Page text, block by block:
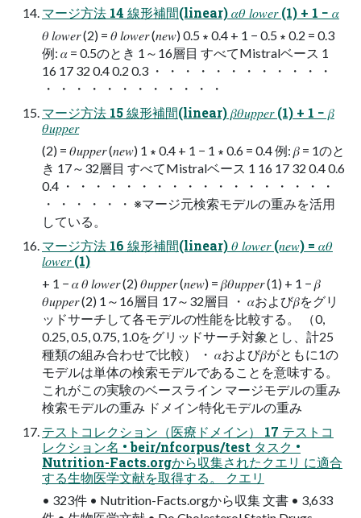
マージ方法 14 線形補間(linear) 𝛼𝜃 𝑙𝑜𝑤𝑒𝑟 (1) + 1 − 𝛼
𝜃 𝑙𝑜𝑤𝑒𝑟 (2) = 𝜃 𝑙𝑜𝑤𝑒𝑟 (𝑛𝑒𝑤) 0.5 ∗ 0.4 + 1 − 0.5 ∗ 0.2 = 0.3
例: 𝛼 = 0.5のとき 1～16層目 すべてMistralベース 1
16 17 32 0.4 0.2 0.3 ・ ・ ・ ・ ・ ・ ・ ・ ・ ・ ・ ・
・ ・ ・ ・ ・ ・ ・ ・ ・ ・ ・ ・
マージ方法 15 線形補間(linear) 𝛽𝜃𝑢𝑝𝑝𝑒𝑟 (1) + 1 − 𝛽
𝜃𝑢𝑝𝑝𝑒𝑟
(2) = 𝜃𝑢𝑝𝑝𝑒𝑟 (𝑛𝑒𝑤) 1 ∗ 0.4 + 1 − 1 ∗ 0.6 = 0.4 例: 𝛽 = 1のと
き 17～32層目 すべてMistralベース 1 16 17 32 0.4 0.6
0.4 ・ ・ ・ ・ ・ ・ ・ ・ ・ ・ ・ ・ ・ ・ ・ ・ ・ ・
・ ・ ・ ・ ・ ・ ※マージ元検索モデルの重みを活用
している。
マージ方法 16 線形補間(linear) 𝜃 𝑙𝑜𝑤𝑒𝑟 (𝑛𝑒𝑤) = 𝛼𝜃
𝑙𝑜𝑤𝑒𝑟 (1)
+ 1 − 𝛼 𝜃 𝑙𝑜𝑤𝑒𝑟 (2) 𝜃𝑢𝑝𝑝𝑒𝑟 (𝑛𝑒𝑤) = 𝛽𝜃𝑢𝑝𝑝𝑒𝑟 (1) + 1 − 𝛽
𝜃𝑢𝑝𝑝𝑒𝑟 (2) 1～16層目 17～32層目 ・ 𝛼および𝛽をグリ
ッドサーチして各モデルの性能を比較する。 （0,
0.25, 0.5, 0.75, 1.0をグリッドサーチ対象とし、計25
種類の組み合わせで比較） ・ 𝛼および𝛽がともに1の
モデルは単体の検索モデルであることを意味する。
これがこの実験のベースライン マージモデルの重み
検索モデルの重み ドメイン特化モデルの重み
テストコレクション（医療ドメイン） 17 テストコ
レクション名 • beir/nfcorpus/test タスク •
Nutrition-Facts.orgから収集されたクエリ に適合
する生物医学文献を取得する。 クエリ
• 323件 • Nutrition-Facts.orgから収集 文書 • 3,633